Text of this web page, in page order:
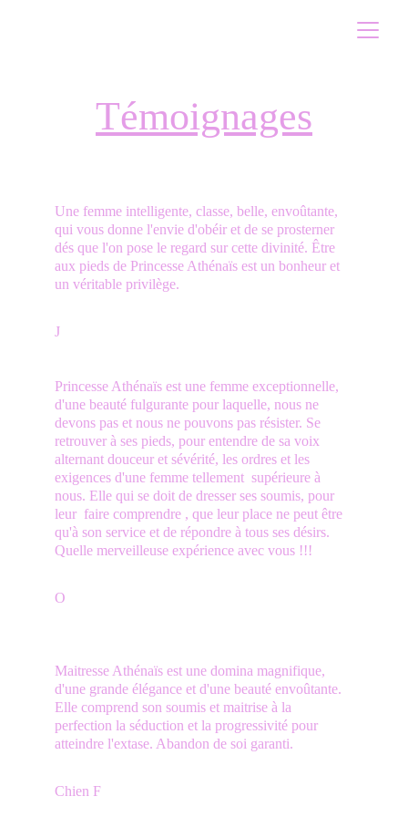
Témoignages
Une femme intelligente, classe, belle, envoûtante,
qui vous donne l'envie d'obéir et de se prosterner
dés que l'on pose le regard sur cette divinité. Être
aux pieds de Princesse Athénaïs est un bonheur et
un véritable privilège.
J
Princesse Athénaïs est une femme exceptionnelle,
d'une beauté fulgurante pour laquelle, nous ne
devons pas et nous ne pouvons pas résister. Se
retrouver à ses pieds, pour entendre de sa voix
alternant douceur et sévérité, les ordres et les
exigences d'une femme tellement  supérieure à
nous. Elle qui se doit de dresser ses soumis, pour
leur  faire comprendre , que leur place ne peut être
qu'à son service et de répondre à tous ses désirs.
Quelle merveilleuse expérience avec vous !!!
O
Maitresse Athénaïs est une domina magnifique,
d'une grande élégance et d'une beauté envoûtante.
Elle comprend son soumis et maitrise à la
perfection la séduction et la progressivité pour
atteindre l'extase. Abandon de soi garanti.
Chien F